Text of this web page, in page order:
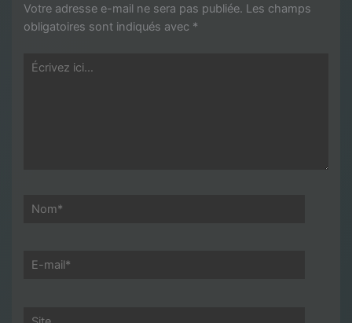
Votre adresse e-mail ne sera pas publiée. Les champs
obligatoires sont indiqués avec *
Écrivez
Nom*
E-
Site